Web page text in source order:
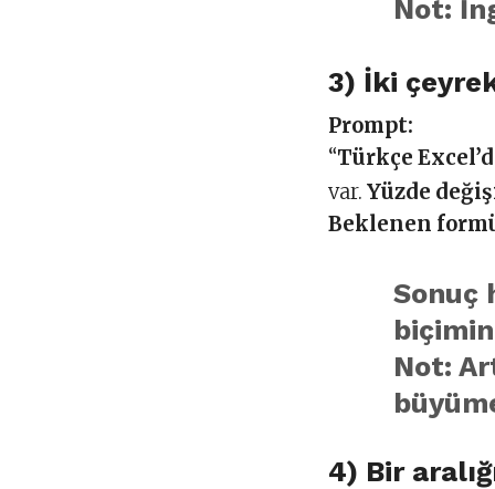
Not:
3) İki
Prompt:
“Türkçe
var.Yüzde
Beklenen
Sonuç
Not:
4) Bir